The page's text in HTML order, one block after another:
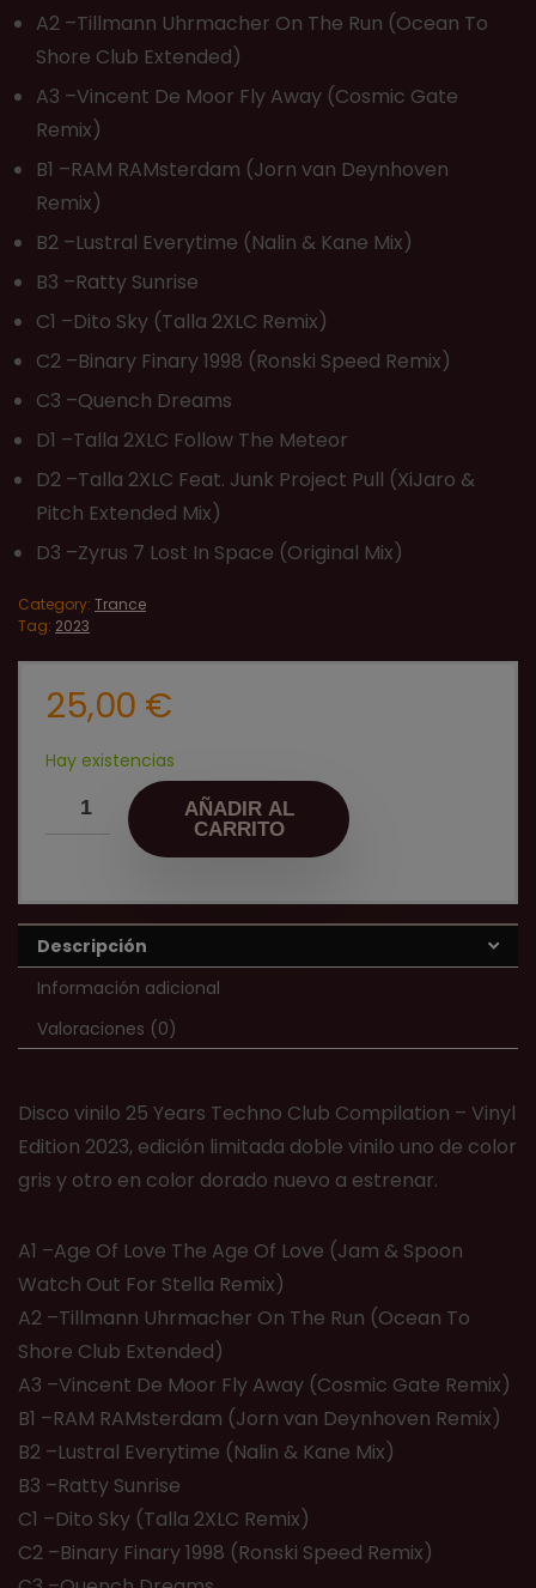
A2 –Tillmann Uhrmacher On The Run (Ocean To
Shore Club Extended)
A3 –Vincent De Moor Fly Away (Cosmic Gate
Remix)
B1 –RAM RAMsterdam (Jorn van Deynhoven
Remix)
B2 –Lustral Everytime (Nalin & Kane Mix)
B3 –Ratty Sunrise
C1 –Dito Sky (Talla 2XLC Remix)
C2 –Binary Finary 1998 (Ronski Speed Remix)
C3 –Quench Dreams
D1 –Talla 2XLC Follow The Meteor
D2 –Talla 2XLC Feat. Junk Project Pull (XiJaro &
Pitch Extended Mix)
D3 –Zyrus 7 Lost In Space (Original Mix)
Category: Trance
Tag: 2023
25,00 €
Hay existencias
AÑADIR AL
CARRITO
Descripción
Información adicional
Valoraciones (0)
Disco vinilo 25 Years Techno Club Compilation – Vinyl
Edition 2023, edición limitada doble vinilo uno de color
gris y otro en color dorado nuevo a estrenar.
A1 –Age Of Love The Age Of Love (Jam & Spoon
Watch Out For Stella Remix)
A2 –Tillmann Uhrmacher On The Run (Ocean To
Shore Club Extended)
A3 –Vincent De Moor Fly Away (Cosmic Gate Remix)
B1 –RAM RAMsterdam (Jorn van Deynhoven Remix)
B2 –Lustral Everytime (Nalin & Kane Mix)
B3 –Ratty Sunrise
C1 –Dito Sky (Talla 2XLC Remix)
C2 –Binary Finary 1998 (Ronski Speed Remix)